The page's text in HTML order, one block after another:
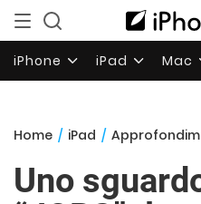
iPhone iPad Mac
Home / iPad /
Uno